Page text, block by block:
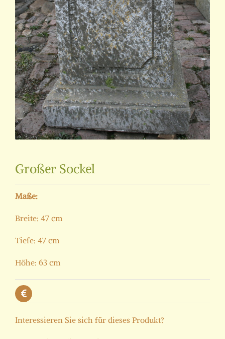
Großer Sockel
Maße:
Breite: 47 cm
Tiefe: 47 cm
Höhe: 63 cm
Interessieren Sie sich für dieses Produkt?